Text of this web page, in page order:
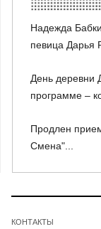
Надежда
певица Дарья
День деревни
программе –
Продлен
Смена"...
КОНТАКТЫ